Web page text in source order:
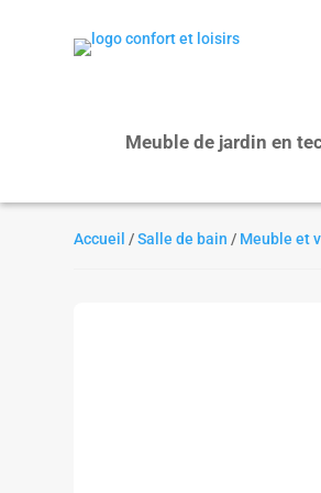
Meuble de jardin en
Accueil /Salle de bain / Meuble et